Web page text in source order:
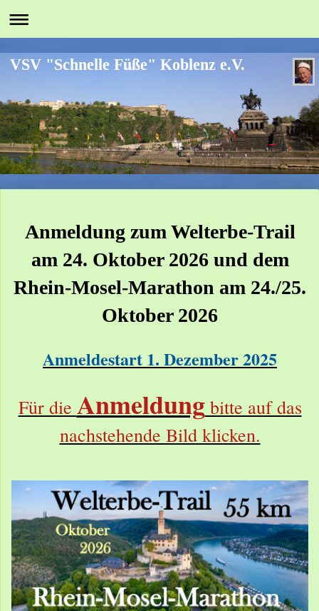
VSV "Schnelle Füße" Koblenz e.V.
Anmeldung zum Welterbe-Trail
am 24. Oktober 2026 und dem
Rhein-Mosel-Marathon am 24./25.
Oktober 2026
Anmeldestart 1. Dezember 2025
Für die Anmeldungbitte auf das
nachstehende Bild klicken.